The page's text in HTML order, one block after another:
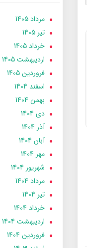
مرداد 1405
تير 1405
خرداد 1405
ارديبهشت 1405
فروردین 1405
اسفند 1404
بهمن 1404
دی 1404
آذر 1404
آبان 1404
مهر 1404
شهریور 1404
مرداد 1404
تير 1404
خرداد 1404
ارديبهشت 1404
فروردین 1404